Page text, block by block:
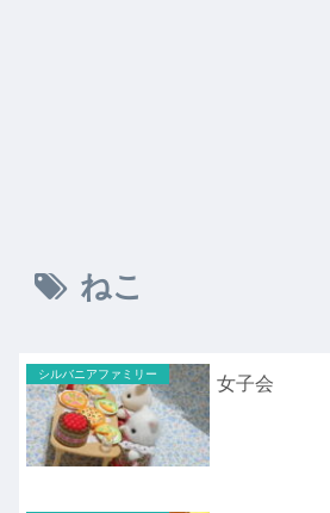
ねこ
シルバニアファミリー 女子会